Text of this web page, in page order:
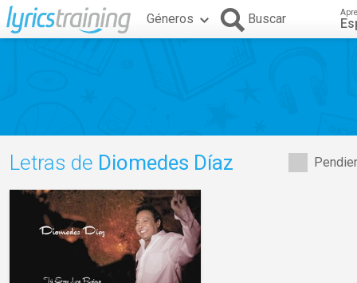
Géneros Buscar
Letras de Diomedes Díaz